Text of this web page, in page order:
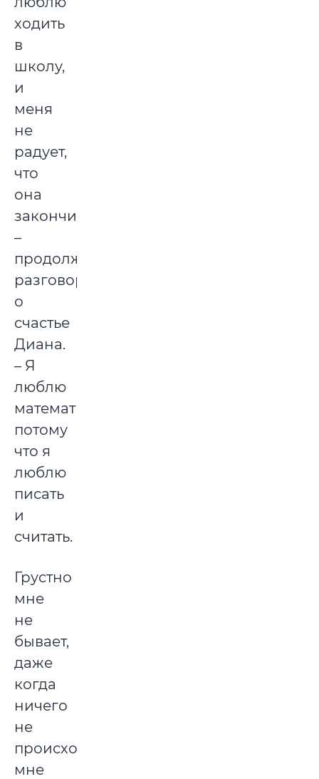
ходить
в
школу,
и
меня
не
радует,
что
она
закончилась,
–
продолжает
разговор
о
счастье
Диана.
– Я
люблю
математику,
потому
что я
люблю
писать
и
считать.
Грустно
мне
не
бывает,
даже
когда
ничего
не
происходит,
мне